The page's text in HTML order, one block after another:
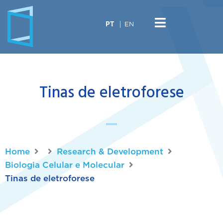
PT EN
Tinas de eletroforese
Home
Research & Development
Biologia Celular e Molecular
Tinas de eletroforese